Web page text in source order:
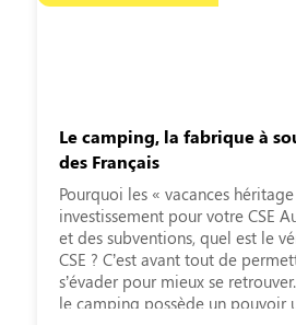
Le camping, la fabrique à
des Français
Pourquoi les « vacances
investissement pour votre CSE
et des subventions, quel est le
CSE ? C’est avant tout de
s’évader pour mieux se
le camping possède un pouvoir